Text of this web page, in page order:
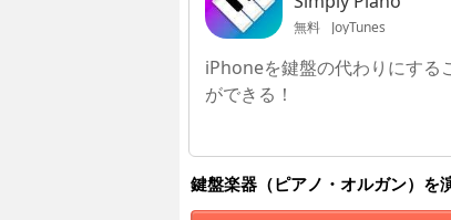
無料 JoyTunes
iPhoneを鍵盤の代わりにする
ができる！
鍵盤楽器（ピアノ・オルガン）を